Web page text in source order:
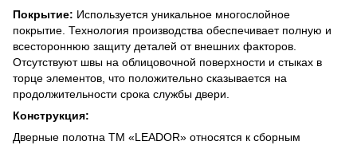
Покрытие: Используется уникальное многослойное
покрытие. Технология производства обеспечивает полную и
всестороннюю защиту деталей от внешних факторов.
Отсутствуют швы на облицовочной поверхности и стыках в
торце элементов, что положительно сказывается на
продолжительности срока службы двери.
Конструкция:
Дверные полотна ТМ «LEADOR» относятся к сборным